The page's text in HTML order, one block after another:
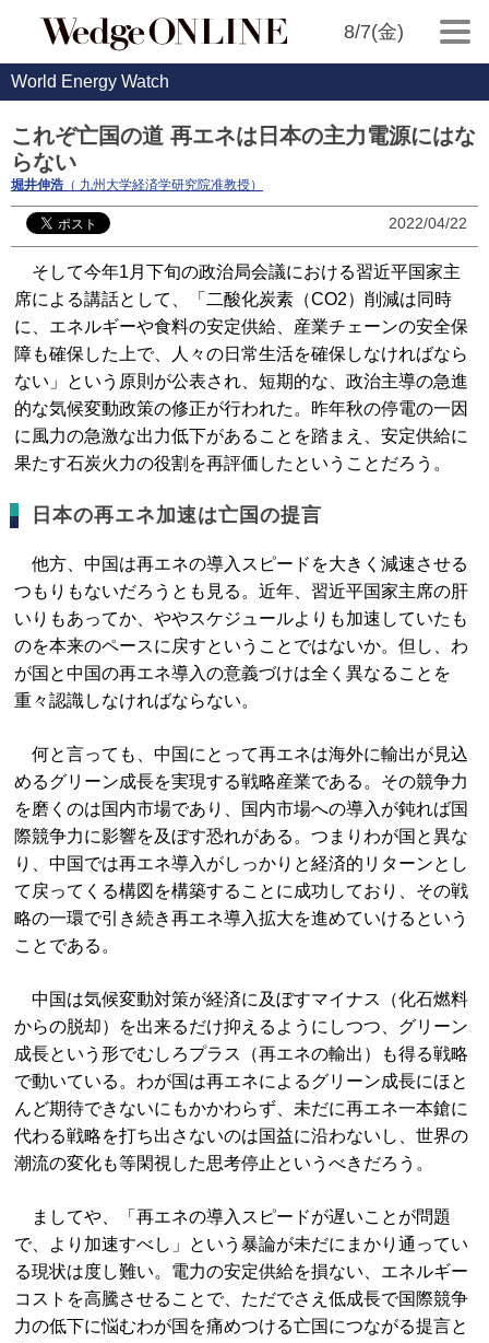
8/7(金)
World Energy Watch
これぞ亡国の道 再エネは日本の主力電源にはな
らない
堀井伸浩 （ 九州大学経済学研究院准教授）
2022/04/22
そして今年1月下旬の政治局会議における習近平国家主
席による講話として、「二酸化炭素（CO2）削減は同時
に、エネルギーや食料の安定供給、産業チェーンの安全保
障も確保した上で、人々の日常生活を確保しなければなら
ない」という原則が公表され、短期的な、政治主導の急進
的な気候変動政策の修正が行われた。昨年秋の停電の一因
に風力の急激な出力低下があることを踏まえ、安定供給に
果たす石炭火力の役割を再評価したということだろう。
日本の再エネ加速は亡国の提言
他方、中国は再エネの導入スピードを大きく減速させる
つもりもないだろうとも見る。近年、習近平国家主席の肝
いりもあってか、ややスケジュールよりも加速していたも
のを本来のペースに戻すということではないか。但し、わ
が国と中国の再エネ導入の意義づけは全く異なることを
重々認識しなければならない。
何と言っても、中国にとって再エネは海外に輸出が見込
めるグリーン成長を実現する戦略産業である。その競争力
を磨くのは国内市場であり、国内市場への導入が鈍れば国
際競争力に影響を及ぼす恐れがある。つまりわが国と異な
り、中国では再エネ導入がしっかりと経済的リターンとし
て戻ってくる構図を構築することに成功しており、その戦
略の一環で引き続き再エネ導入拡大を進めていけるという
ことである。
中国は気候変動対策が経済に及ぼすマイナス（化石燃料
からの脱却）を出来るだけ抑えるようにしつつ、グリーン
成長という形でむしろプラス（再エネの輸出）も得る戦略
で動いている。わが国は再エネによるグリーン成長にほと
んど期待できないにもかかわらず、未だに再エネ一本鎗に
代わる戦略を打ち出さないのは国益に沿わないし、世界の
潮流の変化も等閑視した思考停止というべきだろう。
ましてや、「再エネの導入スピードが遅いことが問題
で、より加速すべし」という暴論が未だにまかり通ってい
る現状は度し難い。電力の安定供給を損ない、エネルギー
コストを高騰させることで、ただでさえ低成長で国際競争
力の低下に悩むわが国を痛めつける亡国につながる提言と